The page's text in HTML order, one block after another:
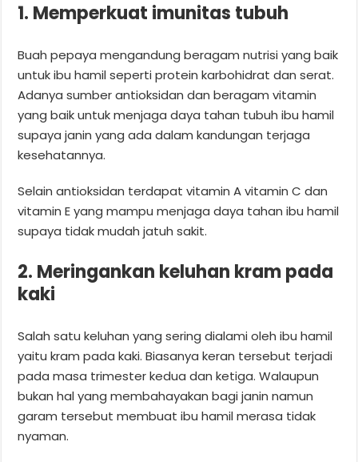
1. Memperkuat imunitas tubuh
Buah pepaya mengandung beragam nutrisi yang baik
untuk ibu hamil seperti protein karbohidrat dan serat.
Adanya sumber antioksidan dan beragam vitamin
yang baik untuk menjaga daya tahan tubuh ibu hamil
supaya janin yang ada dalam kandungan terjaga
kesehatannya.
Selain antioksidan terdapat vitamin A vitamin C dan
vitamin E yang mampu menjaga daya tahan ibu hamil
supaya tidak mudah jatuh sakit.
2. Meringankan keluhan kram pada
kaki
Salah satu keluhan yang sering dialami oleh ibu hamil
yaitu kram pada kaki. Biasanya keran tersebut terjadi
pada masa trimester kedua dan ketiga. Walaupun
bukan hal yang membahayakan bagi janin namun
garam tersebut membuat ibu hamil merasa tidak
nyaman.